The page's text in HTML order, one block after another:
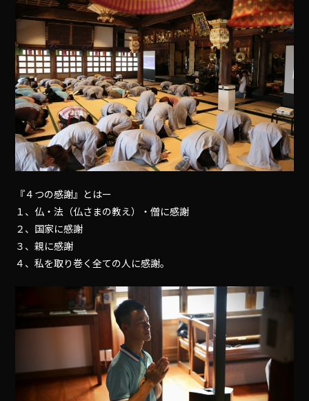
『４つの感謝』とはー
１、仏・法（仏さまの教え）・僧に感謝
２、国家に感謝
３、親に感謝
４、私を取り巻く全ての人に感謝。